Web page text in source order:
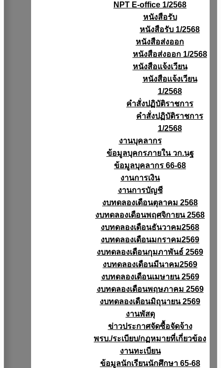
NPT E-office 1/2568
หนังสือรับ
หนังสือรับ 1/2568
หนังสือส่งออก
หนังสือส่งออก 1/2568
หนังสือแจ้งเวียน
หนังสือเเจ้งเวียน
1/2568
คำสั่งปฏิบัติราชการ
คำสั่งปฏิบัติราชการ
1/2568
งานบุคลากร
ข้อมูลบุคกรภายใน วก.นฐ
ข้อมูลบุคลากร 66-68
งานการเงิน
งานการบัญชี
งบทดลองเดือนตุลาคม 2568
งบทดลองเดือนพฤศจิกายน 2568
งบทดลองเดือนธันวาคม2568
งบทดลองเดือนมกราคม2569
งบทดลองเดือนกุมภาพันธ์ 2569
งบทดลองเดือนมีนาคม2569
งบทดลองเดือนเมษายน 2569
งบทดลองเดือนพฤษภาคม 2569
งบทดลองเดือนมิถุนายน 2569
งานพัสดุ
ข่าวประกาศจัดซื้อจัดจ้าง
พรบ./ระเบียบ/กฏหมายที่เกี่ยวข้อง
งานทะเบียน
ข้อมูลนักเรียนนักศึกษา 65-68